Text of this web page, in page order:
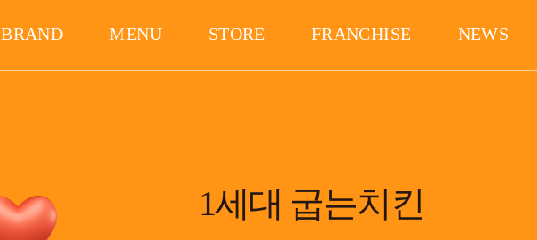
BRAND MENU STORE FRANCHISE NEWS
1세대 굽는치킨